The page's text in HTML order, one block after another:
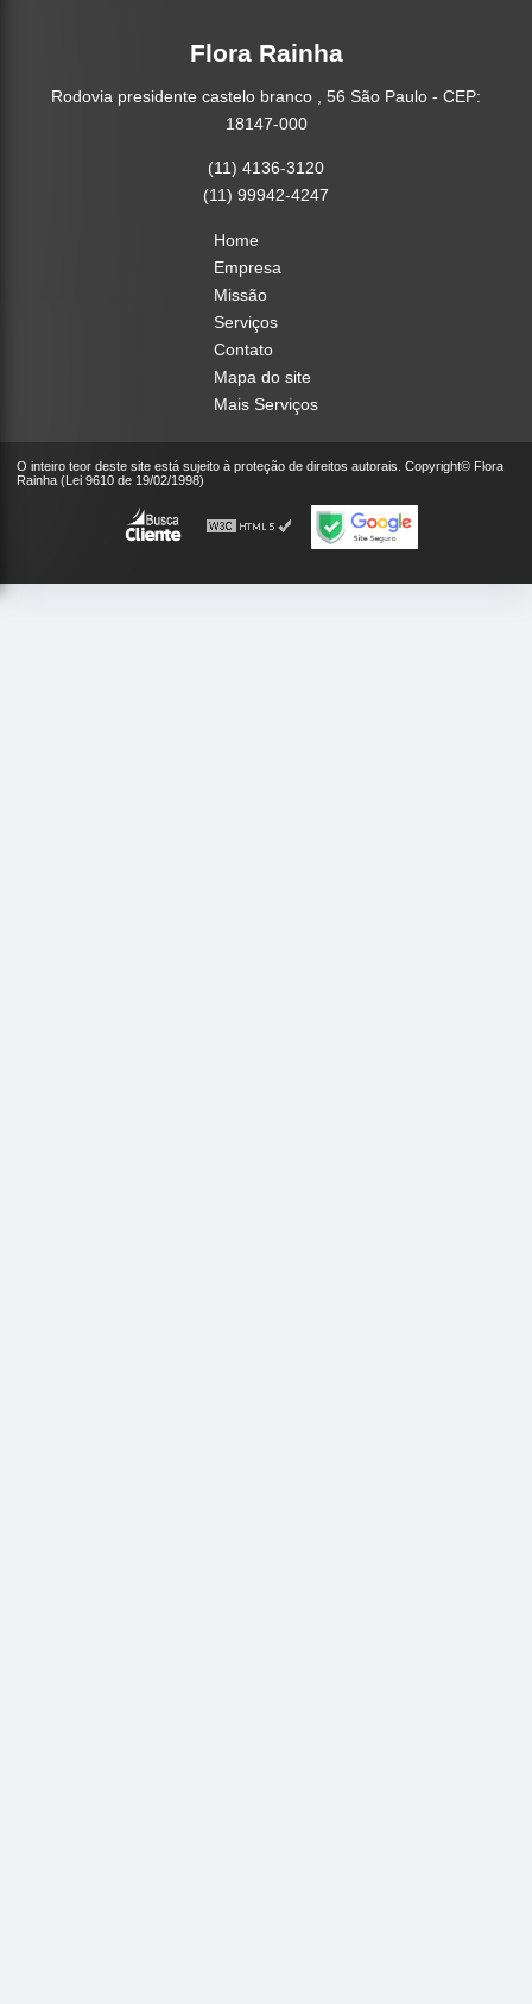
Flora Rainha
Rodovia presidente castelo branco , 56 São Paulo - CEP:
18147-000
(11) 4136-3120
(11) 99942-4247
Home
Empresa
Missão
Serviços
Contato
Mapa do site
Mais Serviços
O inteiro teor deste site está sujeito à proteção de direitos autorais. Copyright© Flora
Rainha (Lei 9610 de 19/02/1998)